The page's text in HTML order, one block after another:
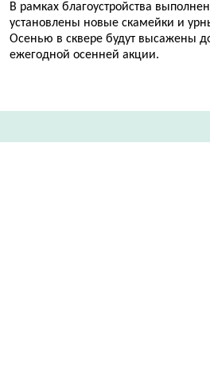
В рамках благоустройства
установлены новые скамейки и
Осенью в сквере будут высажены
ежегодной осенней акции.